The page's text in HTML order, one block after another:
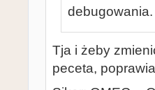
debugowania.
Tja i żeby
peceta,